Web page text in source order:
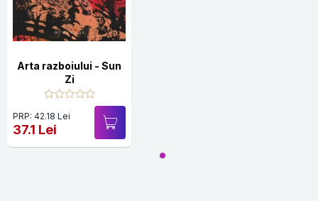
Arta razboiului - Sun
Zi
PRP: 42.18 Lei
37.1 Lei